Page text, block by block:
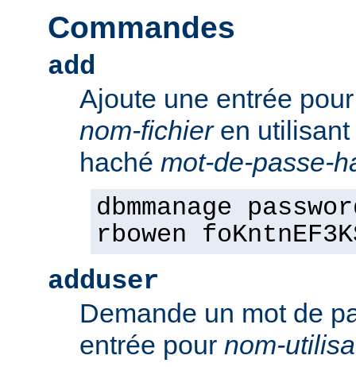
Commandes
add
Ajoute une entrée
nom-fichieren utilisant
haché mot-de-passe-
dbmmanage
rbowen
adduser
Demande un mot de
entrée pour nom-